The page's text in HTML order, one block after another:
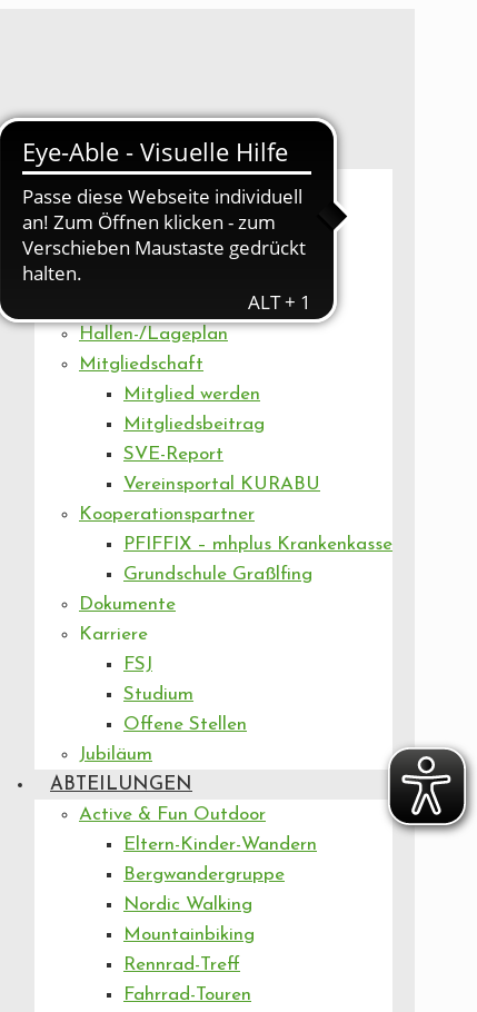
UNSER VEREIN
Artikel
Vorstand
Geschäftsstelle
Hallen-/Lageplan
Mitgliedschaft
Mitglied werden
Mitgliedsbeitrag
SVE-Report
Vereinsportal KURABU
Kooperationspartner
PFIFFIX – mhplus Krankenkasse
Grundschule Graßlfing
Dokumente
Karriere
FSJ
Studium
Offene Stellen
Jubiläum
ABTEILUNGEN
Active & Fun Outdoor
Eltern-Kinder-Wandern
Bergwandergruppe
Nordic Walking
Mountainbiking
Rennrad-Treff
Fahrrad-Touren